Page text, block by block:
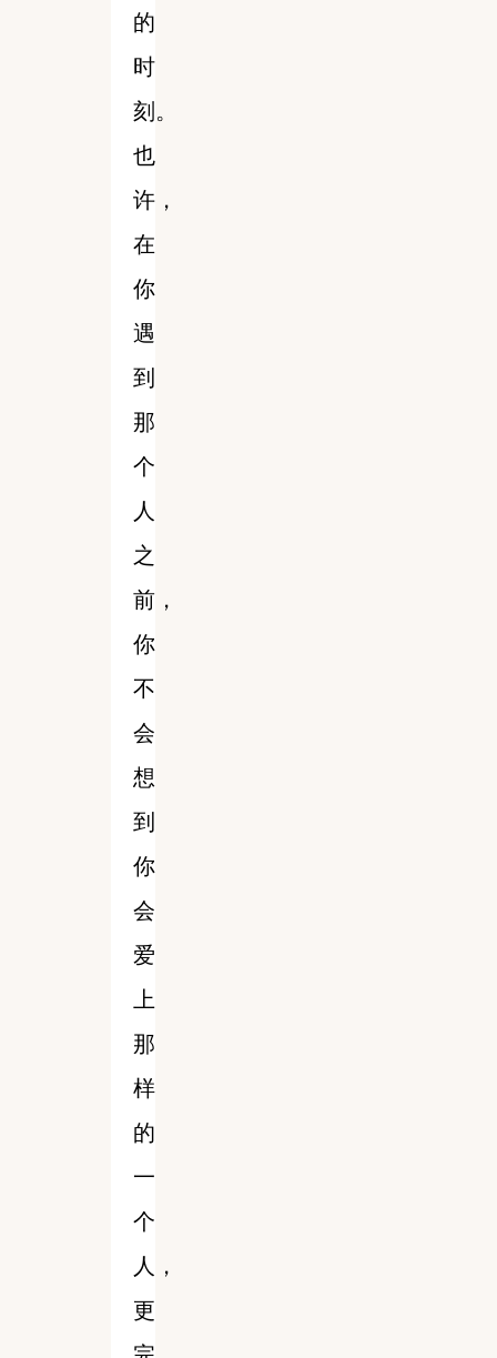
的
时
刻。
也
许，
在
你
遇
到
那
个
人
之
前，
你
不
会
想
到
你
会
爱
上
那
样
的
一
个
人，
更